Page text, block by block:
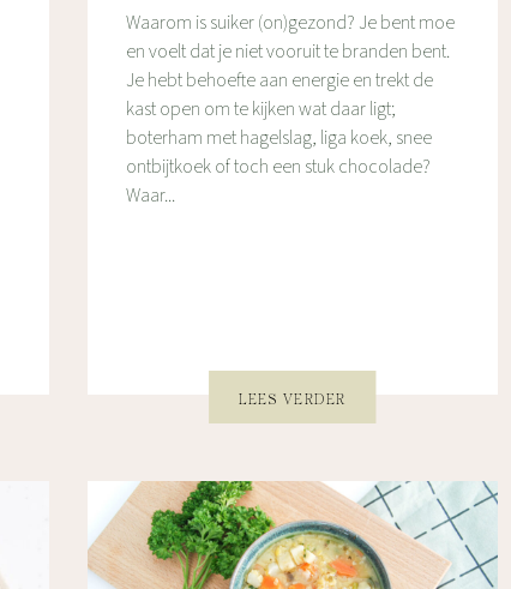
Waarom is suiker (on)gezond? Je bent moe
en voelt dat je niet vooruit te branden bent.
Je hebt behoefte aan energie en trekt de
kast open om te kijken wat daar ligt;
boterham met hagelslag, liga koek, snee
ontbijtkoek of toch een stuk chocolade?
Waar...
LEES VERDER